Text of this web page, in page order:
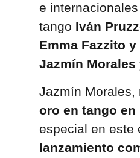
e
tango Iván
Emma Fazzito
Jazmín Morales
Jazmín Morales,
oro en tango en
especial en este
lanzamiento